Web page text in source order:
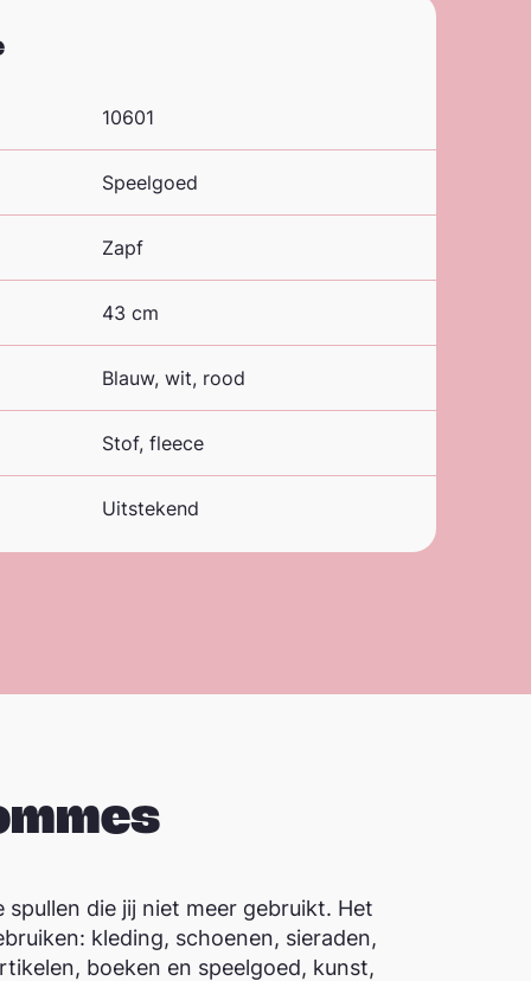
10601
Speelgoed
Zapf
43 cm
Blauw, wit, rood
Stof, fleece
Uitstekend
spullen die jij niet meer gebruikt. Het
kleding, schoenen, sieraden,
boeken en speelgoed, kunst,